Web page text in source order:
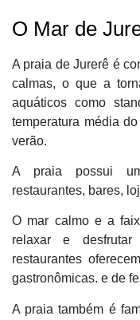
O Mar de
A praia de Jurerê é
calmas, o que a
aquáticos como
temperatura média
verão.
A praia possui
restaurantes, bares,
O mar calmo e a
relaxar e
restaurantes
gastronômicas. e de
A praia também é